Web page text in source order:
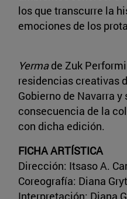
los que transcurre la
emociones de los
Yermade Zuk
residencias creativas
Gobierno de Navarra
consecuencia de la
con dicha edición.
FICHA ARTÍSTICA
Dirección: Itsaso A.
Coreografía: Diana
Interpretación: Diana